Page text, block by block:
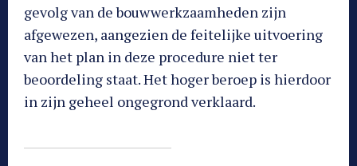
gevolg van de bouwwerkzaamheden zijn
afgewezen, aangezien de feitelijke uitvoering
van het plan in deze procedure niet ter
beoordeling staat. Het hoger beroep is hierdoor
in zijn geheel ongegrond verklaard.